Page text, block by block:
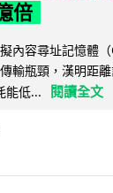
倍
內容尋址記憶體
輸瓶頸，漢明距
能低...
閱讀全文